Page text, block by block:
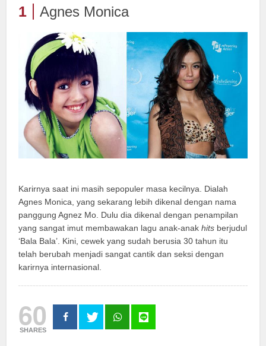
1 Agnes Monica
Karirnya saat ini masih sepopuler masa kecilnya. Dialah
Agnes Monica, yang sekarang lebih dikenal dengan nama
panggung Agnez Mo. Dulu dia dikenal dengan penampilan
yang sangat imut membawakan lagu anak-anakhits berjudul
‘Bala Bala’. Kini, cewek yang sudah berusia 30 tahun itu
telah berubah menjadi sangat cantik dan seksi dengan
karirnya internasional.
60
SHARES